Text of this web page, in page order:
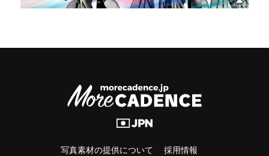
写真素材の提供について 採用情報